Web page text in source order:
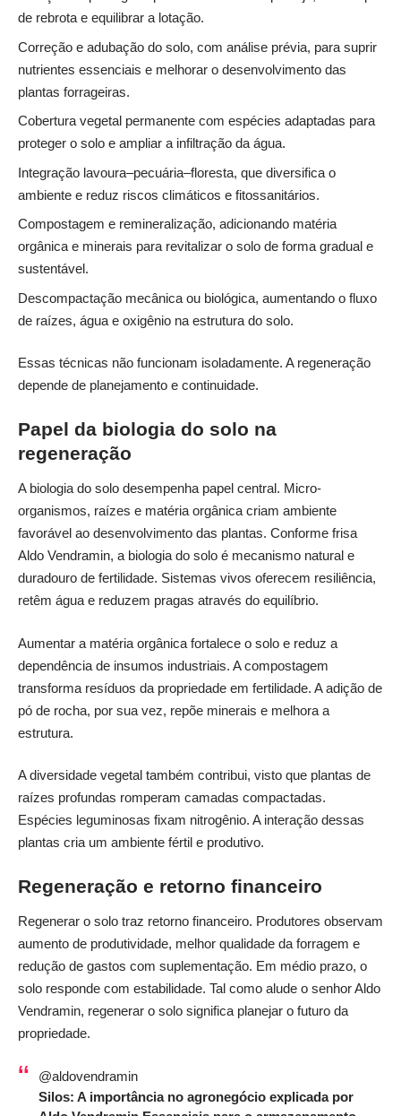
de rebrota e equilibrar a lotação.
Correção e adubação do solo, com análise prévia, para suprir
nutrientes essenciais e melhorar o desenvolvimento das
plantas forrageiras.
Cobertura vegetal permanente com espécies adaptadas para
proteger o solo e ampliar a infiltração da água.
Integração lavoura–pecuária–floresta, que diversifica o
ambiente e reduz riscos climáticos e fitossanitários.
Compostagem e remineralização, adicionando matéria
orgânica e minerais para revitalizar o solo de forma gradual e
sustentável.
Descompactação mecânica ou biológica, aumentando o fluxo
de raízes, água e oxigênio na estrutura do solo.
Essas técnicas não funcionam isoladamente. A regeneração
depende de planejamento e continuidade.
Papel da biologia do solo na
regeneração
A biologia do solo desempenha papel central. Micro-
organismos, raízes e matéria orgânica criam ambiente
favorável ao desenvolvimento das plantas. Conforme frisa
Aldo Vendramin, a biologia do solo é mecanismo natural e
duradouro de fertilidade. Sistemas vivos oferecem resiliência,
retêm água e reduzem pragas através do equilíbrio.
Aumentar a matéria orgânica fortalece o solo e reduz a
dependência de insumos industriais. A compostagem
transforma resíduos da propriedade em fertilidade. A adição de
pó de rocha, por sua vez, repõe minerais e melhora a
estrutura.
A diversidade vegetal também contribui, visto que plantas de
raízes profundas romperam camadas compactadas.
Espécies leguminosas fixam nitrogênio. A interação dessas
plantas cria um ambiente fértil e produtivo.
Regeneração e retorno financeiro
Regenerar o solo traz retorno financeiro. Produtores observam
aumento de produtividade, melhor qualidade da forragem e
redução de gastos com suplementação. Em médio prazo, o
solo responde com estabilidade. Tal como alude o senhor Aldo
Vendramin, regenerar o solo significa planejar o futuro da
propriedade.
@aldovendramin
Silos: A importância no agronegócio explicada por